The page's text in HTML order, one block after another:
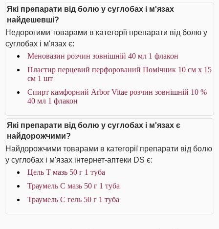
Які препарати від болю у суглобах і м'язах
найдешевші?
Недорогими товарами в категорії препарати від болю у
суглобах і м'язах є:
Меновазин розчин зовнішній 40 мл 1 флакон
Пластир перцевий перфорований Помічник 10 см х 15
см 1 шт
Спирт камфорний Arbor Vitae розчин зовнішній 10 %
40 мл 1 флакон
Які препарати від болю у суглобах і м'язах є
найдорожчими?
Найдорожчими товарами в категорії препарати від болю
у суглобах і м'язах інтернет-аптеки DS є:
Цель Т мазь 50 г 1 туба
Траумель С мазь 50 г 1 туба
Траумель С гель 50 г 1 туба